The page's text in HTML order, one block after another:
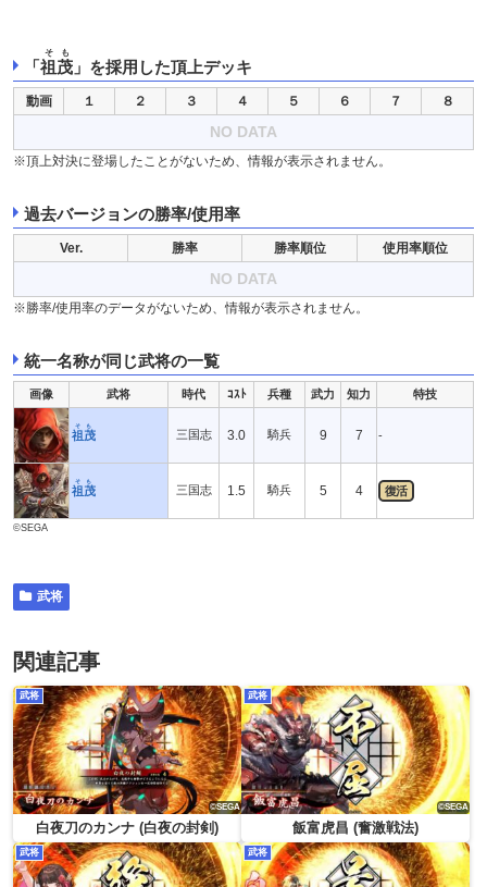
「祖茂
そも
」を採用した頂上デッキ
動画 １ ２ ３ ４ ５ ６ ７ ８
NO DATA
※頂上対決に登場したことがないため、情報が表示されません。
過去バージョンの勝率/使用率
Ver. 勝率 勝率順位 使用率順位
NO DATA
※勝率/使用率のデータがないため、情報が表示されません。
統一名称が同じ武将の一覧
画像 武将 時代 ｺｽﾄ 兵種 武力 知力 特技
祖茂
そも
三国志 3.0 騎兵 9 7 -
祖茂
そも
三国志 1.5 騎兵 5 4 復活
©SEGA
武将
関連記事
武将
白夜刀のカンナ (白夜の封剣)
武将
飯富虎昌 (奮激戦法)
武将 武将